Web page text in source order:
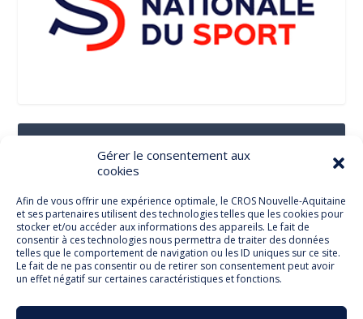
Gérer le consentement aux
cookies
Afin de vous offrir une expérience optimale, le CROS Nouvelle-Aquitaine
et ses partenaires utilisent des technologies telles que les cookies pour
stocker et/ou accéder aux informations des appareils. Le fait de
consentir à ces technologies nous permettra de traiter des données
telles que le comportement de navigation ou les ID uniques sur ce site.
Le fait de ne pas consentir ou de retirer son consentement peut avoir
un effet négatif sur certaines caractéristiques et fonctions.
Suivez-Nous Sur Les Réseaux Sociaux
Facebook